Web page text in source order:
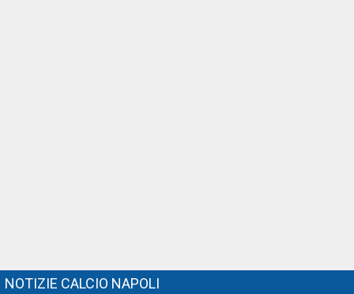
NOTIZIE CALCIO NAPOLI